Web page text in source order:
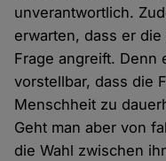
unverantwortlich.
erwarten, dass er
Frage angreift. Denn
vorstellbar, dass die
Menschheit zu
Geht man aber von
die Wahl zwischen